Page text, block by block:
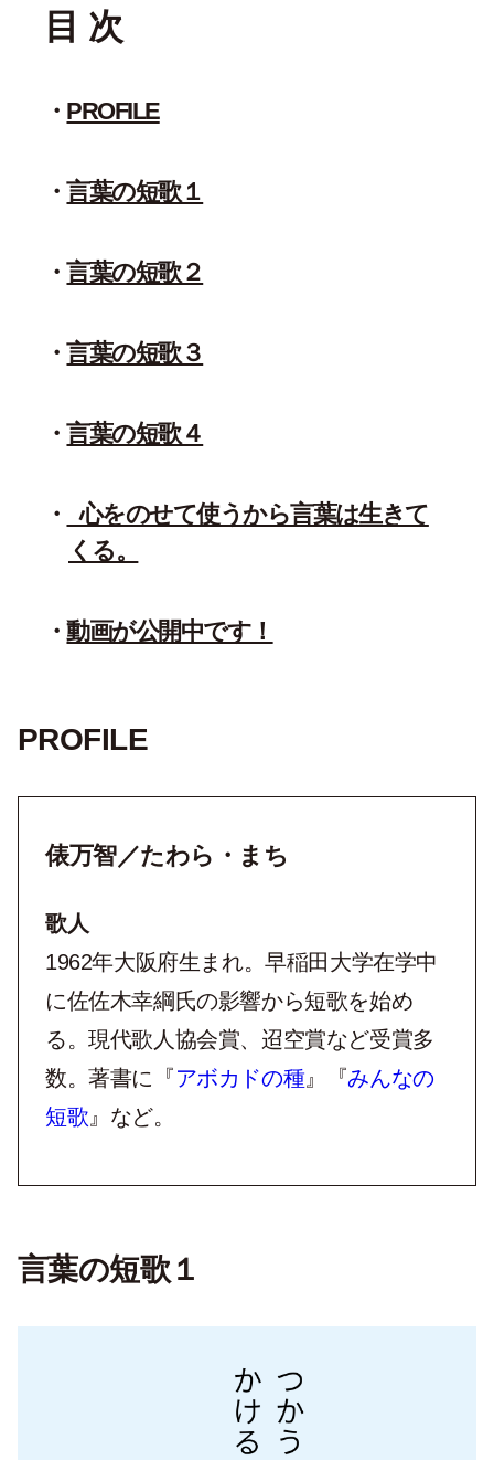
目 次
PROFILE
言葉の短歌１
言葉の短歌２
言葉の短歌３
言葉の短歌４
心をのせて使うから言葉は生きて
くる。
動画が公開中です！
PROFILE
俵万智／たわら・まち
歌人
1962年大阪府生まれ。早稲田大学在学中
に佐佐木幸綱氏の影響から短歌を始め
る。現代歌人協会賞、迢空賞など受賞多
数。著書に『アボカドの種 』『みんなの
短歌 』など。
言葉の短歌１